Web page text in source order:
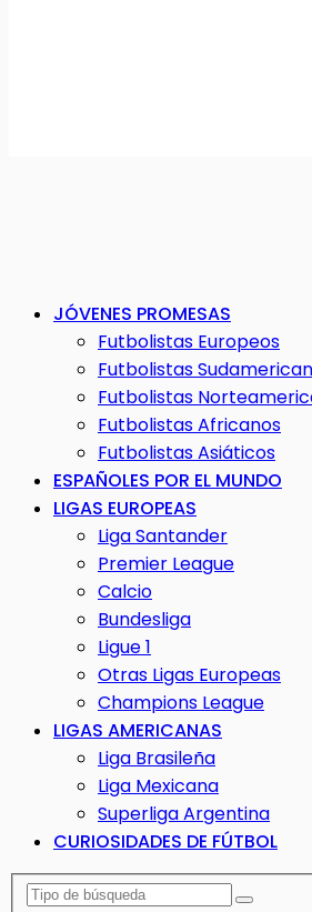
JÓVENES PROMESAS
Futbolistas Europeos
Futbolistas
Futbolistas
Futbolistas Africanos
Futbolistas Asiáticos
ESPAÑOLES POR EL MUNDO
LIGAS EUROPEAS
Liga Santander
Premier League
Calcio
Bundesliga
Ligue 1
Otras Ligas Europeas
Champions League
LIGAS AMERICANAS
Liga Brasileña
Liga Mexicana
Superliga Argentina
CURIOSIDADES DE FÚTBOL